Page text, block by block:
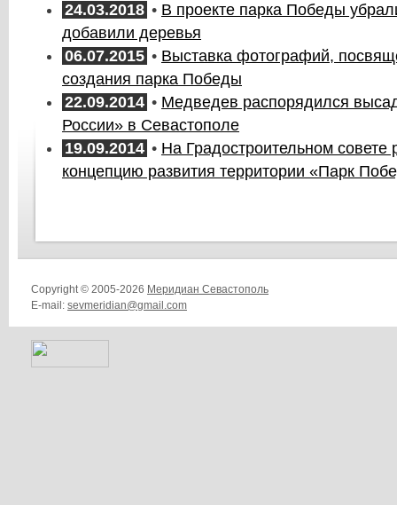
24.03.2018 • В проекте парка Победы
добавили деревья
06.07.2015 • Выставка фотографий,
создания парка Победы
22.09.2014 • Медведев распорядился
России» в Севастополе
19.09.2014 • На Градостроительном совете
концепцию развития территории «Парк
Copyright © 2005-2026 Меридиан Севастополь
E-mail: sevmeridian@gmail.com